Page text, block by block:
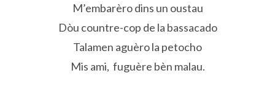
M’embarèro dins un oustau
Dòu countre-cop de la bassacado
Talamen aguèro la petocho
Mis ami, fuguère bèn malau.